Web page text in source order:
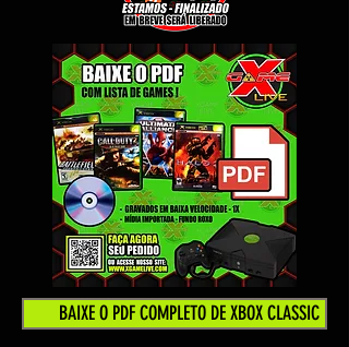
BAIXE O PDF COMPLETO DE XBOX CLASSIC